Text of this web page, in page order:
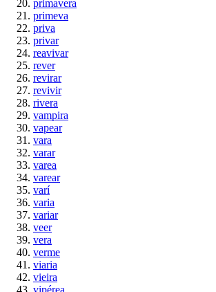
primavera
primeva
priva
privar
reavivar
rever
revirar
revivir
rivera
vampira
vapear
vara
varar
varea
varear
varí
varia
variar
veer
vera
verme
viaria
vieira
vipérea